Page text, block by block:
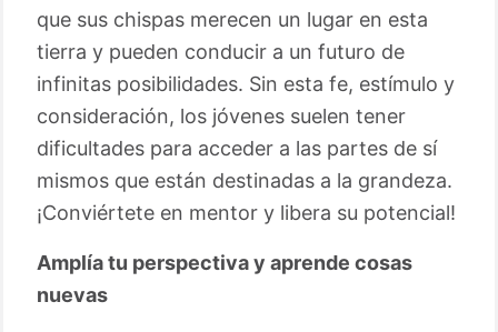
que sus chispas merecen un lugar en esta
tierra y pueden conducir a un futuro de
infinitas posibilidades. Sin esta fe, estímulo y
consideración, los jóvenes suelen tener
dificultades para acceder a las partes de sí
mismos que están destinadas a la grandeza.
¡Conviértete en mentor y libera su potencial!
Amplía tu perspectiva y aprende cosas
nuevas